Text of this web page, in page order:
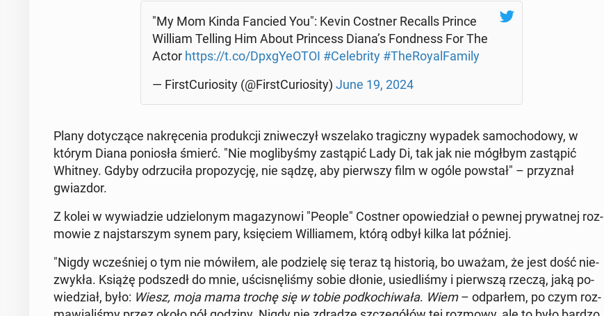
"My Mom Kinda Fancied You": Kevin Costner Recalls Prince
William Telling Him About Prin­cess Diana’s Fond­ness For The
Actor https://t.co/DpxgY­eOTOI #Ce­le­bri­ty #The­Roy­al­Fa­mi­ly
— Fir­st­Cu­rio­si­ty (@Fir­st­Cu­rio­si­ty) June 19, 2024
Plany do­ty­czą­ce na­krę­ce­nia pro­duk­cji zni­we­czył wsze­la­ko tra­gicz­ny wypadek sa­mo­cho­do­wy, w
którym Diana po­nio­sła śmierć. "Nie mo­gli­by­śmy za­stą­pić Lady Di, tak jak nie mógłbym za­stą­pić
Whitney. Gdyby od­rzu­ci­ła pro­po­zy­cję, nie sądzę, aby pierw­szy film w ogóle powstał" – przy­znał
gwiaz­dor.
Z kolei w wy­wia­dzie udzie­lo­nym ma­ga­zy­no­wi "People" Costner opo­wie­dział o pewnej pry­wat­nej roz­
mo­wie z naj­star­szym synem pary, księ­ciem Wil­lia­mem, którą odbył kilka lat później.
"Nigdy wcze­śniej o tym nie mówiłem, ale po­dzie­lę się teraz tą hi­sto­rią, bo uważam, że jest dość nie­
zwy­kła. Książę pod­szedł do mnie, uści­snę­li­śmy sobie dłonie, usie­dli­śmy i pierw­szą rzeczą, jaką po­
wie­dział, było: Wiesz, moja mama trochę się w tobie pod­ko­chi­wa­ła. Wiem– od­par­łem, po czym roz­